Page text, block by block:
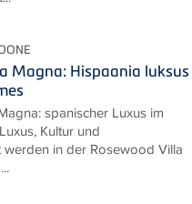
Magna: Hispaania luksus
spanischer Luxus im
Kultur und
werden in der Rosewood Villa